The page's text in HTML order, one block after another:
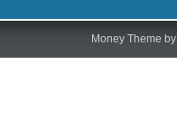
Money Theme by